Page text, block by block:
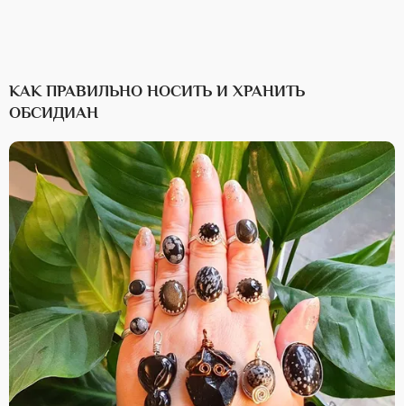
КАК ПРАВИЛЬНО НОСИТЬ И ХРАНИТЬ
ОБСИДИАН